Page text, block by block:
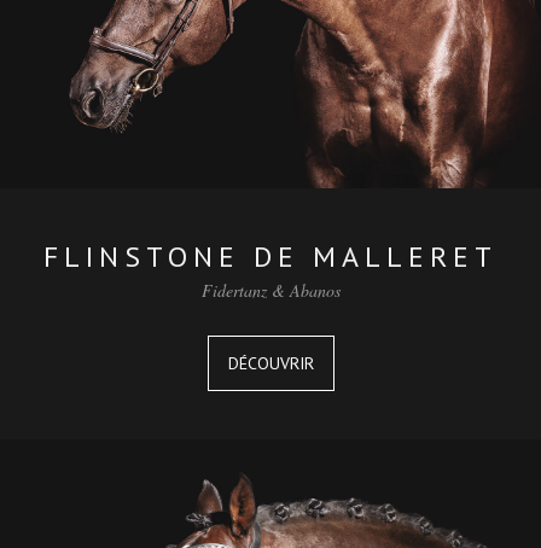
FLINSTONE DE MALLERET
Fidertanz & Abanos
DÉCOUVRIR